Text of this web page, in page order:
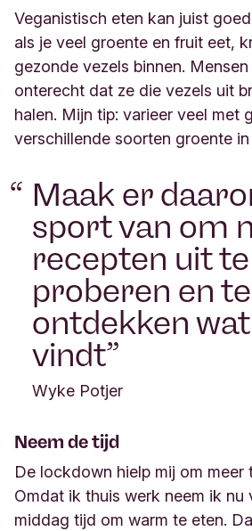
Veganistisch eten kan juist
als je veel groente en fruit eet,
gezonde vezels binnen.
onterecht dat ze die vezels uit
halen. Mijn tip: varieer veel met
verschillende soorten groente
Maak er
sport van om
recepten uit te
proberen en te
ontdekken
vindt
Wyke Potjer
Neem de tijd
De lockdown hielp mij om meer
Omdat ik thuis werk neem ik nu
middag tijd om warm te eten.